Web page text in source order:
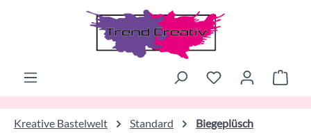
Zum Hauptinhalt springen
Kreative Bastelwelt Standard Biegeplüsch